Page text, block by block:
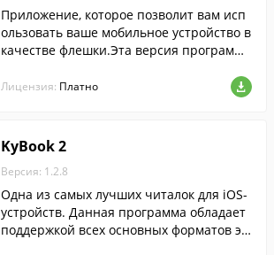
Приложение, которое позволит вам исп
ользовать ваше мобильное устройство в
качестве флешки.Эта версия программ
Лицензия: Платно
KyBook 2
Версия: 1.2.8
Одна из самых лучших читалок для iOS-
устройств. Данная программа обладает
поддержкой всех основных форматов эл